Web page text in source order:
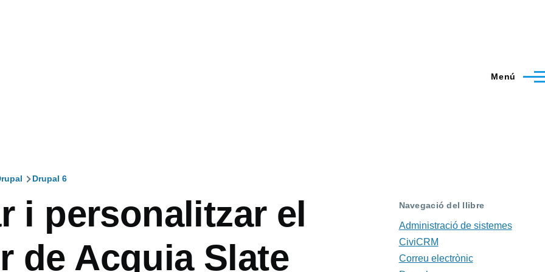
Menú
Drupal 6
i personalitzar el
de Acquia Slate
Navegació del llibre
Administració de sistemes
CiviCRM
Correu electrònic